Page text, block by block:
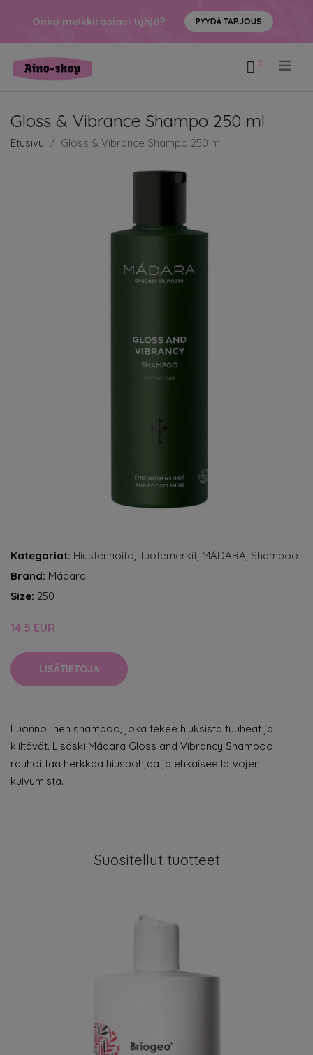
Onko meikkirasiasi tyhjä? PYYDÄ TARJOUS
Gloss & Vibrance Shampo 250 ml
Etusivu Gloss & Vibrance Shampo 250 ml
Kategoriat: Hiustenhoito, Tuotemerkit, MÁDARA, Shampoot
Brand: Mádara
Size: 250
14.5 EUR
LISÄTIETOJA
Luonnollinen shampoo, joka tekee hiuksista tuuheat ja
kiiltävät. Lisäski Mádara Gloss and Vibrancy Shampoo
rauhoittaa herkkää hiuspohjaa ja ehkäisee latvojen
kuivumista.
Suositellut tuotteet